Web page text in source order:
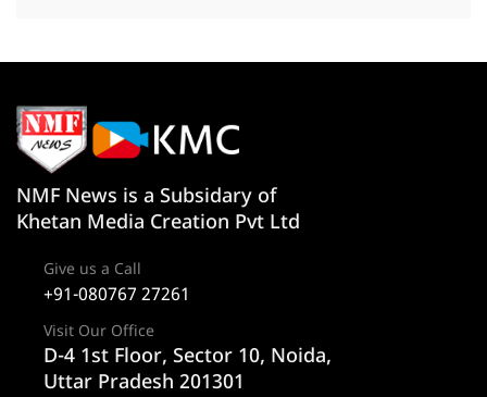
NMF News is a Subsidary of
Khetan Media Creation Pvt Ltd
Give us a Call
+91-080767 27261
Visit Our Office
D-4 1st Floor, Sector 10, Noida,
Uttar Pradesh 201301